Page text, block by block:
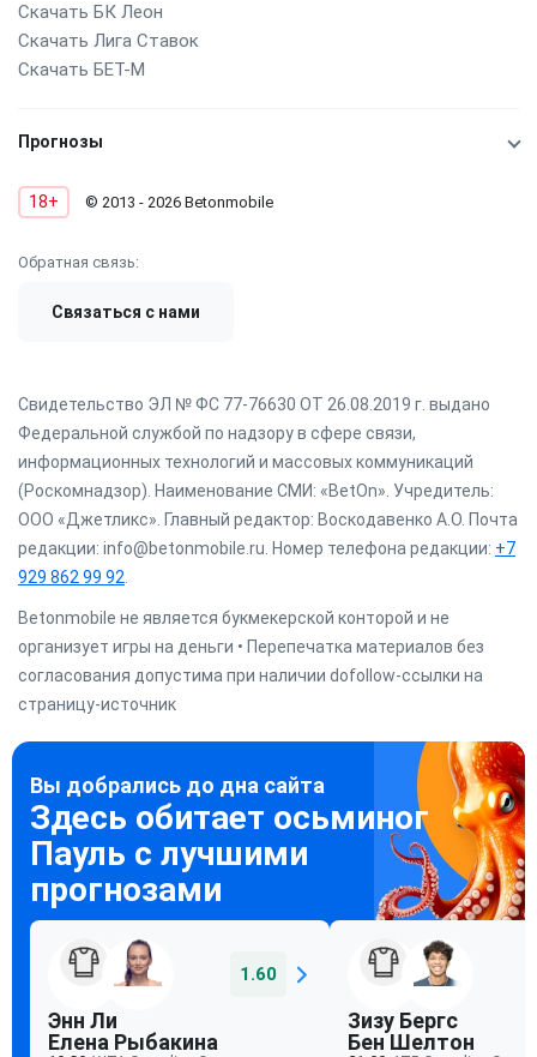
Скачать БК Леон
Скачать Лига Ставок
Скачать БЕТ-М
Прогнозы
18+ © 2013 - 2026 Betonmobile
Обратная связь:
Связаться с нами
Свидетельство ЭЛ № ФС 77-76630 ОТ 26.08.2019 г. выдано
Федеральной службой по надзору в сфере связи,
информационных технологий и массовых коммуникаций
(Роскомнадзор). Наименование СМИ: «BetOn». Учредитель:
ООО «Джетликс». Главный редактор: Воскодавенко А.О. Почта
редакции: info@betonmobile.ru. Номер телефона редакции: +7
929 862 99 92
Betonmobile не является букмекерской конторой и не
организует игры на деньги • Перепечатка материалов без
согласования допустима при наличии dofollow-ссылки на
страницу-источник
1.60
Энн Ли
Елена Рыбакина
Зизу Бергс
Бен Шелтон